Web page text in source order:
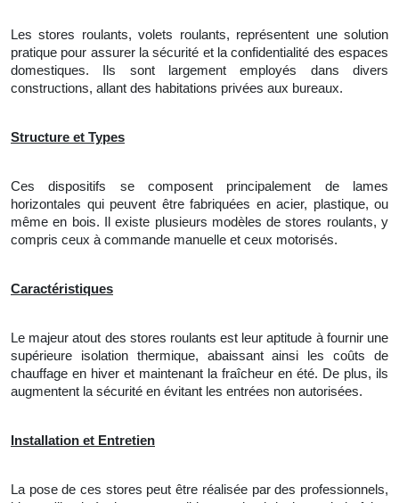
Les stores roulants, volets roulants, représentent une solution
pratique pour assurer la sécurité et la confidentialité des espaces
domestiques. Ils sont largement employés dans divers
constructions, allant des habitations privées aux bureaux.
Structure et Types
Ces dispositifs se composent principalement de lames
horizontales qui peuvent être fabriquées en acier, plastique, ou
même en bois. Il existe plusieurs modèles de stores roulants, y
compris ceux à commande manuelle et ceux motorisés.
Caractéristiques
Le majeur atout des stores roulants est leur aptitude à fournir une
supérieure isolation thermique, abaissant ainsi les coûts de
chauffage en hiver et maintenant la fraîcheur en été. De plus, ils
augmentent la sécurité en évitant les entrées non autorisées.
Installation et Entretien
La pose de ces stores peut être réalisée par des professionnels,